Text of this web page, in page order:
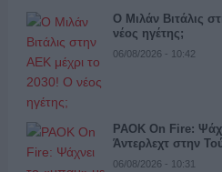
Ο Μιλάν Βιτάλις
νέος ηγέτης;
06/08/2026 - 10:42
PAOK On Fire:
Άντερλεχτ στην
06/08/2026 - 10:31